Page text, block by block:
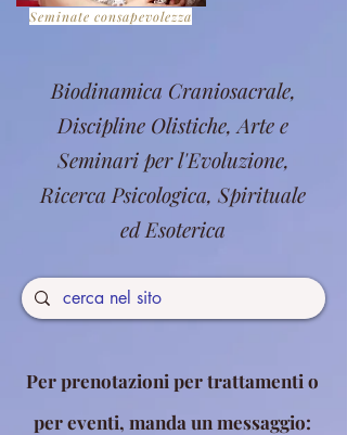
Seminate consapevolezza
Biodinamica Craniosacrale,
Discipline Olistiche, Arte e
Seminari per l'Evoluzione,
Ricerca Psicologica, Spirituale
ed Esoterica
Per prenotazioni per trattamenti o
per eventi, manda un messaggio: